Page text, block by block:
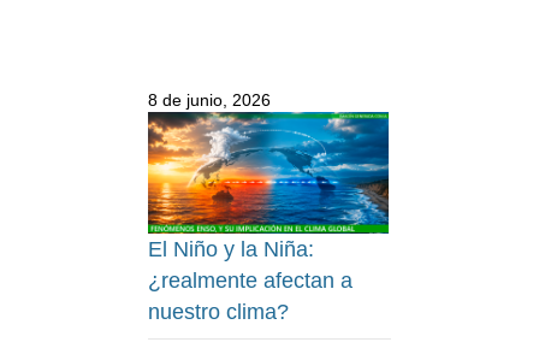
8 de junio, 2026
El Niño y la Niña:
¿realmente afectan a
nuestro clima?